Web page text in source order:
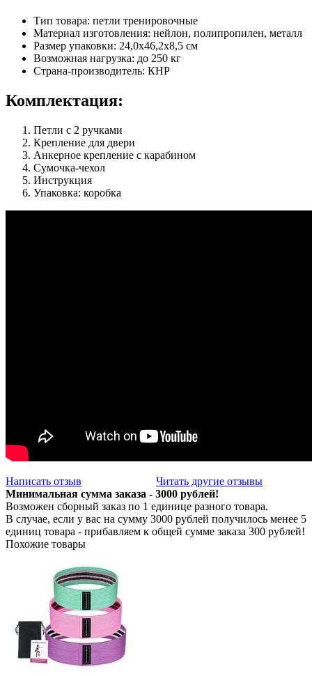
Тип товара: петли тренировочные
Материал изготовления: нейлон, полипропилен, металл
Размер упаковки: 24,0х46,2х8,5 см
Возможная нагрузка: до 250 кг
Страна-производитель: КНР
Комплектация:
Петли с 2 ручками
Крепление для двери
Анкерное крепление с карабином
Сумочка-чехол
Инструкция
Упаковка: коробка
Написать отзыв
Читать другие отзывы
Минимальная сумма заказа - 3000 рублей!
Возможен сборный заказ по 1 единице разного товара.
В случае, если у вас на сумму 3000 рублей получилось менее 5
единиц товара - прибавляем к общей сумме заказа 300 рублей!
Похожие товары